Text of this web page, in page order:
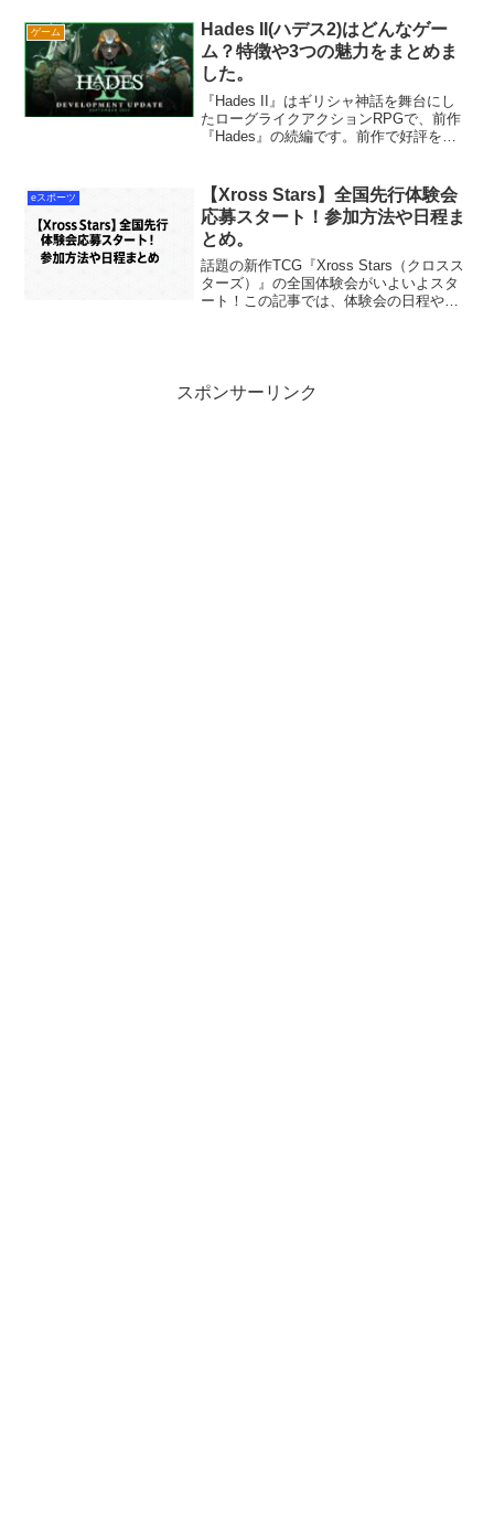
入したい方はチェック！
ゲーム
Hades II(ハデス2)はどんなゲー
ム？特徴や3つの魅力をまとめま
した。
『Hades II』はギリシャ神話を舞台にし
たローグライクアクションRPGで、前作
『Hades』の続編です。前作で好評を博
器、能力を追加。ランダム性の中でプレ
イヤーの選択が活かされる高いリプレイ
性が最大の魅力です。
eスポーツ
【Xross Stars】全国先行体験会
応募スタート！参加方法や日程ま
とめ。
話題の新作TCG『Xross Stars（クロスス
ターズ）』の全国体験会がいよいよスタ
ート！この記事では、体験会の日程や会
スポンサーリンク